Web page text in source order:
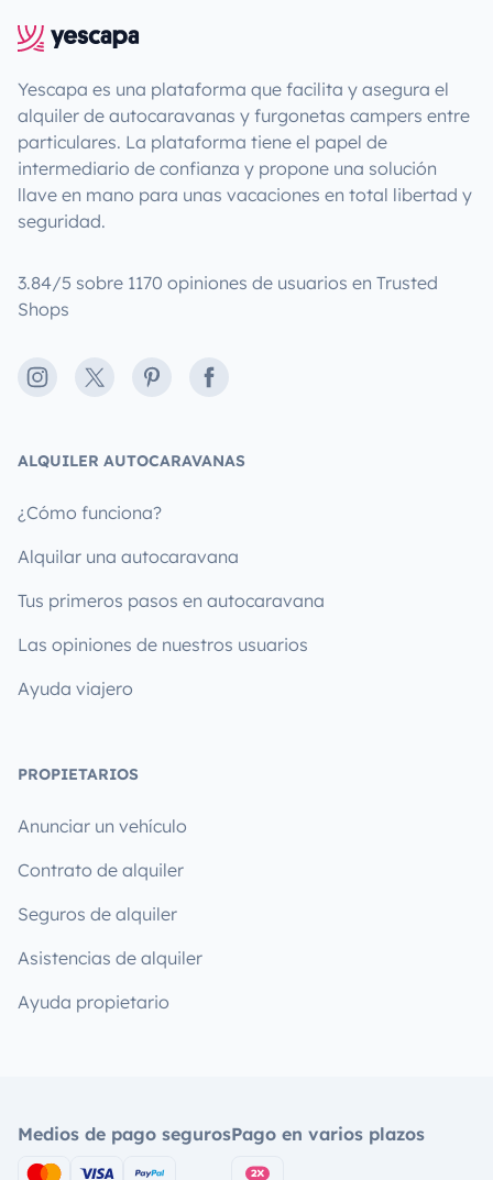
Yescapa es una plataforma que facilita y asegura el
alquiler de autocaravanas y furgonetas campers entre
particulares. La plataforma tiene el papel de
intermediario de confianza y propone una solución
llave en mano para unas vacaciones en total libertad y
seguridad.
3.84/5 sobre 1170 opiniones de usuarios en Trusted
Shops
Instagram
X PinterestFacebook
ALQUILER AUTOCARAVANAS
¿Cómo funciona?
Alquilar una autocaravana
Tus primeros pasos en autocaravana
Las opiniones de nuestros usuarios
Ayuda viajero
PROPIETARIOS
Anunciar un vehículo
Contrato de alquiler
Seguros de alquiler
Asistencias de alquiler
Ayuda propietario
Medios de pago segurosPago en varios plazos